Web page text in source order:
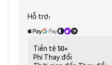
Hỗ trợ:
Tiền tệ 50+
Phí Thay đổi